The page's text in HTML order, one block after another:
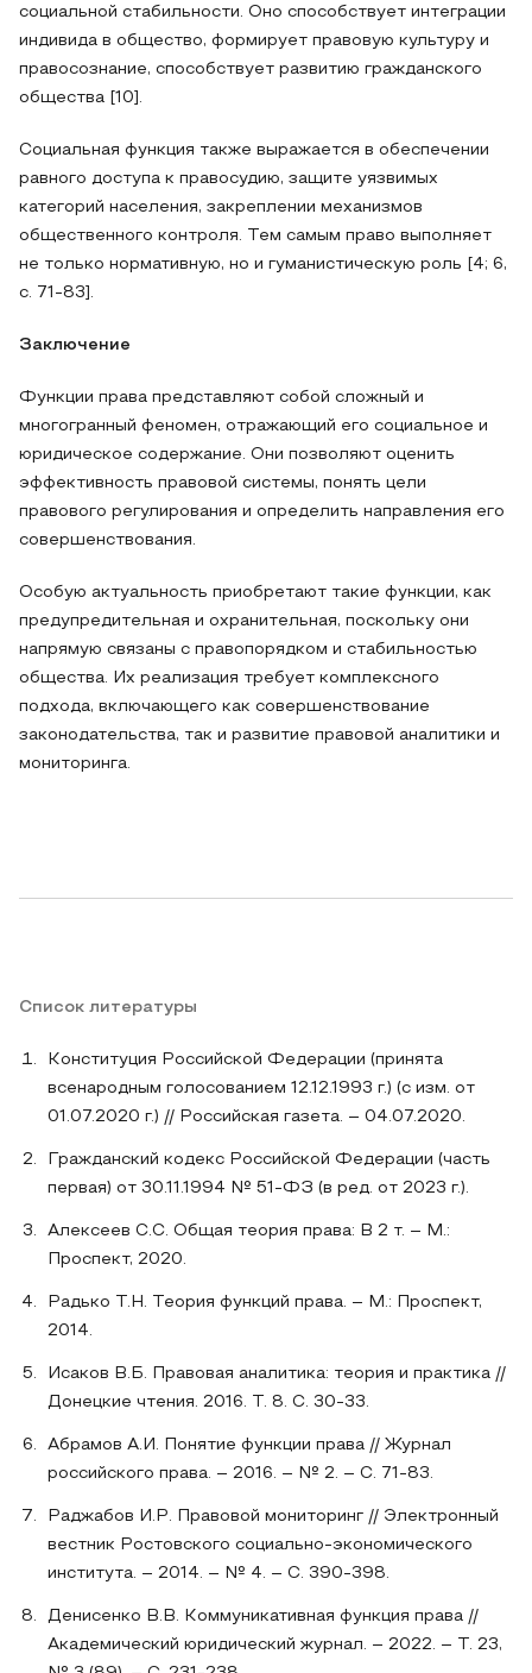
социальной стабильности. Оно способствует интеграции
индивида в общество, формирует правовую культуру и
правосознание, способствует развитию гражданского
общества [10].
Социальная функция также выражается в обеспечении
равного доступа к правосудию, защите уязвимых
категорий населения, закреплении механизмов
общественного контроля. Тем самым право выполняет
не только нормативную, но и гуманистическую роль [4; 6,
с. 71-83].
Заключение
Функции права представляют собой сложный и
многогранный феномен, отражающий его социальное и
юридическое содержание. Они позволяют оценить
эффективность правовой системы, понять цели
правового регулирования и определить направления его
совершенствования.
Особую актуальность приобретают такие функции, как
предупредительная и охранительная, поскольку они
напрямую связаны с правопорядком и стабильностью
общества. Их реализация требует комплексного
подхода, включающего как совершенствование
законодательства, так и развитие правовой аналитики и
мониторинга.
Список литературы
Конституция Российской Федерации (принята
всенародным голосованием 12.12.1993 г.) (с изм. от
01.07.2020 г.) // Российская газета. – 04.07.2020.
Гражданский кодекс Российской Федерации (часть
первая) от 30.11.1994 № 51-ФЗ (в ред. от 2023 г.).
Алексеев С.С. Общая теория права: В 2 т. – М.:
Проспект, 2020.
Радько Т.Н. Теория функций права. – М.: Проспект,
2014.
Исаков В.Б. Правовая аналитика: теория и практика //
Донецкие чтения. 2016. Т. 8. С. 30-33.
Абрамов А.И. Понятие функции права // Журнал
российского права. – 2016. – № 2. – С. 71-83.
Раджабов И.Р. Правовой мониторинг // Электронный
вестник Ростовского социально-экономического
института. – 2014. – № 4. – С. 390-398.
Денисенко В.В. Коммуникативная функция права //
Академический юридический журнал. – 2022. – Т. 23,